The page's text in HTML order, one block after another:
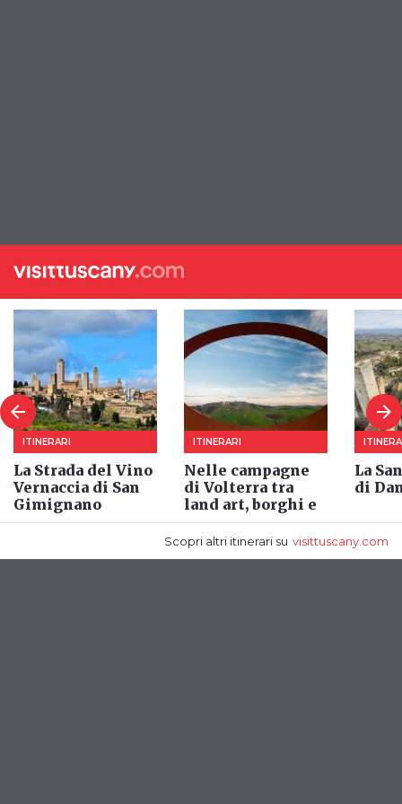
arrow_back
ITINERARI
La Strada del Vino
Vernaccia di San
Gimignano
ITINERARI
Nelle campagne
di Volterra tra
land art, borghi e
natura
La
di
arrow_forward
Scopri altri itinerari su visittuscany.com